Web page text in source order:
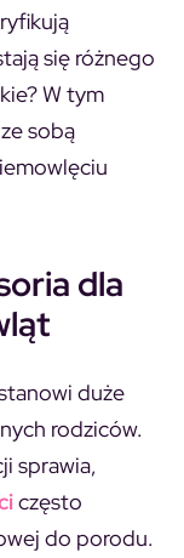
się różnego
W tym
sobą
dla
duże
rodziców.
sprawia,
często
do porodu.